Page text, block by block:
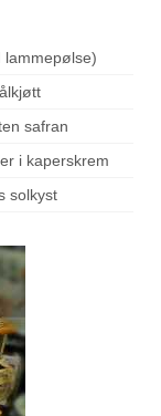
lammepølse)
safran
i kaperskrem
solkyst